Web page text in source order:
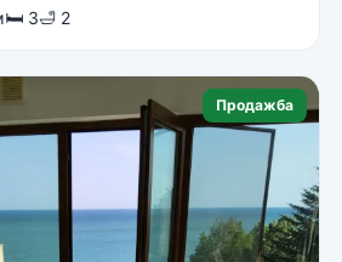
🛏 3🛁 2
Продажба